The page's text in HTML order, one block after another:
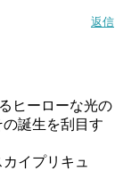
返信
ヒーローな光の
誕生を刮目す
イプリキュ